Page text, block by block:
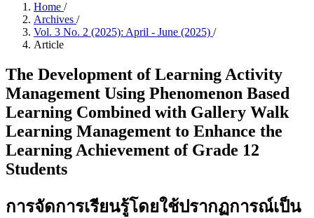
Home /
Archives /
Vol. 3 No. 2 (2025): April - June (2025) /
Article
The Development of Learning Activity
Management Using Phenomenon Based
Learning Combined with Gallery Walk
Learning Management to Enhance the
Learning Achievement of Grade 12
Students
การจัดการเรียนรู้โดยใช้ปรากฏการณ์เป็น